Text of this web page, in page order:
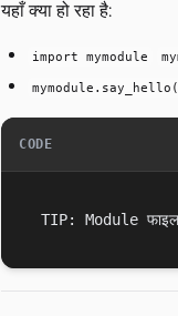
यहाँ क्या हो रहा है:
import mymodule
CODE